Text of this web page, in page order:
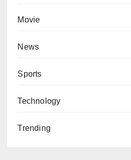
Movie
News
Sports
Technology
Trending